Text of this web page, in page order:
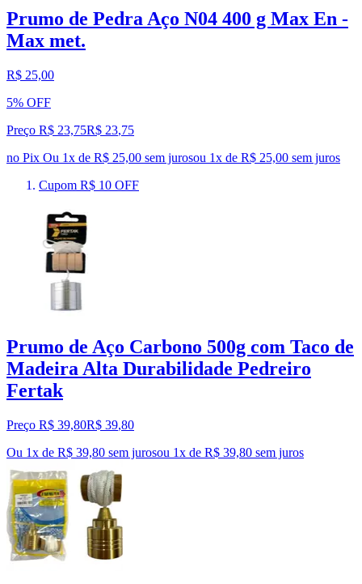
Prumo de Pedra Aço N04 400 g Max En -
Max met.
R$ 25,00
5% OFF
Preço R$ 23,75R$ 23,75
no Pix Ou 1x de R$ 25,00 sem jurosou 1x de R$ 25,00 sem juros
Cupom R$ 10 OFF
Prumo de Aço Carbono 500g com Taco de
Madeira Alta Durabilidade Pedreiro
Fertak
Preço R$ 39,80R$ 39,80
Ou 1x de R$ 39,80 sem jurosou 1x de R$ 39,80 sem juros